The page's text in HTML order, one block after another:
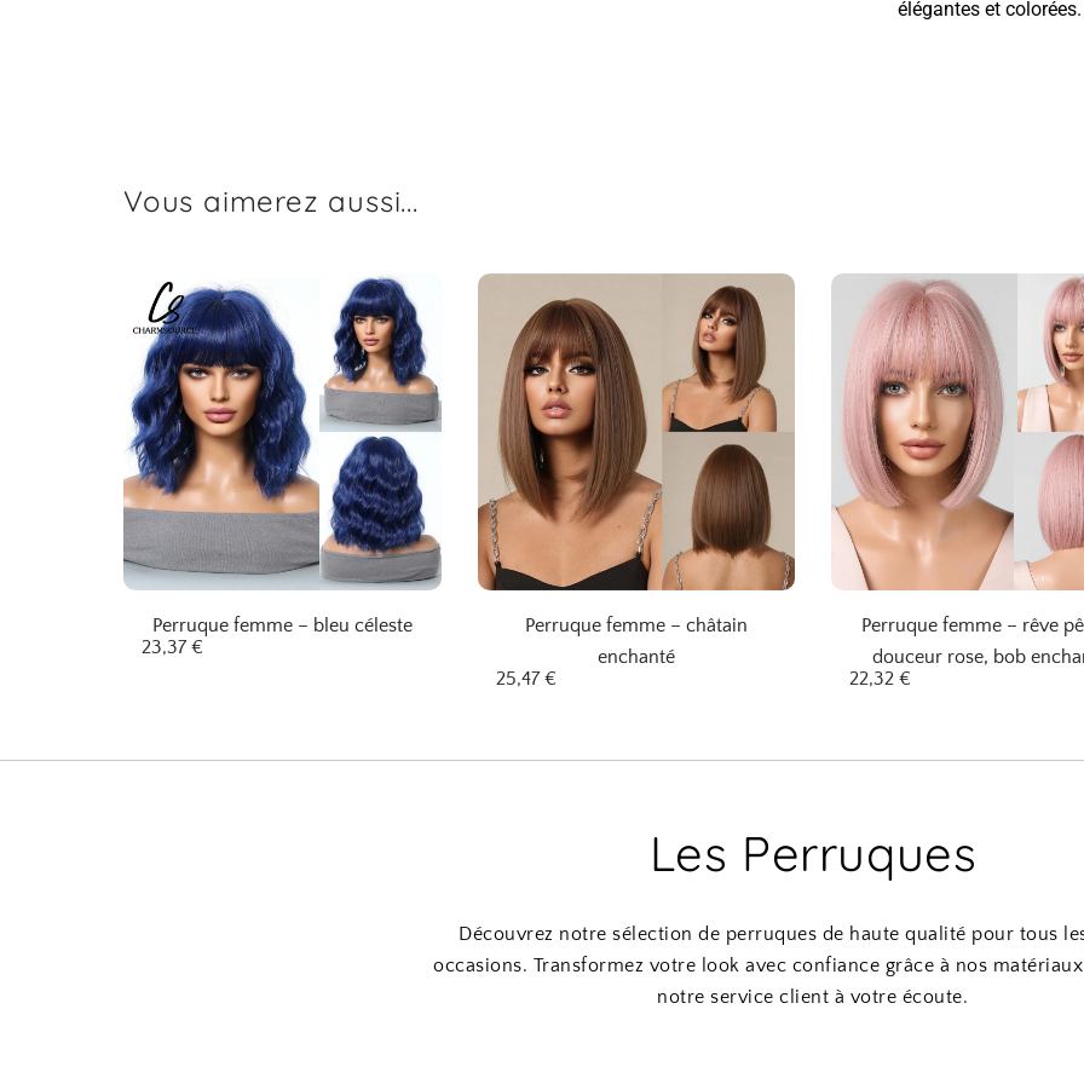
élégantes et colorées.
Vous aimerez aussi...
Perruque femme – bleu céleste
23,37€
Perruque femme – châtain
enchanté
25,47€
Perruque femme – rêve
douceur rose, bob
22,32 €
Les Perruques
Découvrez notre sélection de perruques de haute qualité pour tous
occasions. Transformez votre look avec confiance grâce à nos
notre service client à votre écoute.